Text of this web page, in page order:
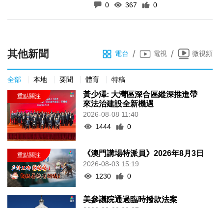
0
367 0
其他新聞 電台 / 電視 / 微視頻
全部 本地 要聞 體育 特稿
黃少澤: 大灣區深合區縱深推進帶
來法治建設全新機遇
2026-08-08 11:40
1444
0
《澳門講場特派員》2026年8月3日
2026-08-03 15:19
1230
0
美參議院通過臨時撥款法案